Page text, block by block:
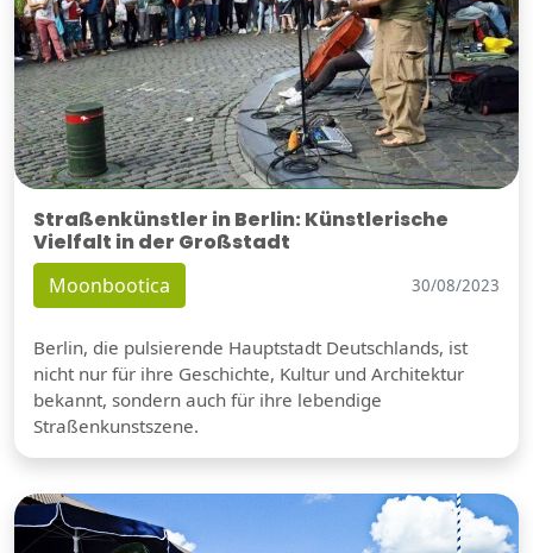
Straßenkünstler in Berlin: Künstlerische
Vielfalt in der Großstadt
Moonbootica 30/08/2023
Berlin, die pulsierende Hauptstadt Deutschlands, ist
nicht nur für ihre Geschichte, Kultur und Architektur
bekannt, sondern auch für ihre lebendige
Straßenkunstszene.